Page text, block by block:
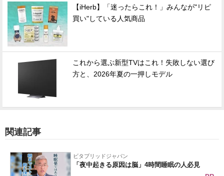
【iHerb】「迷ったらこれ！」みんなが"リピ
買い"している人気商品
これから選ぶ新型TVはこれ！失敗しない選び
方と、2026年夏の一押しモデル
関連記事
ビタブリッドジャパン
「夜中起きる原因は脳」4時間睡眠の人必見